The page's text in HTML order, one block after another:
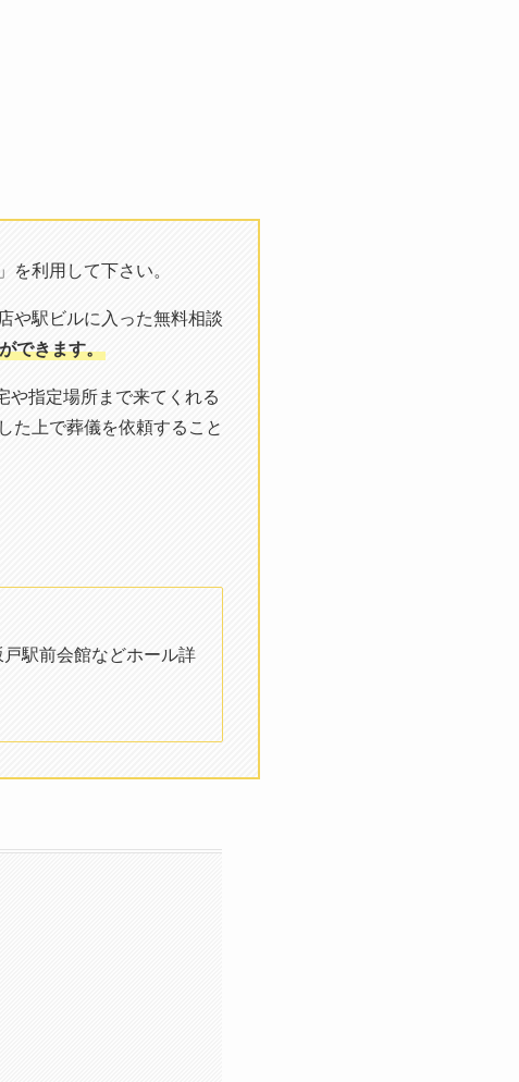
」を利用して下さい。
や駅ビルに入った無料相談
できます。
や指定場所まで来てくれる
た上で葬儀を依頼すること
駅前会館などホール詳